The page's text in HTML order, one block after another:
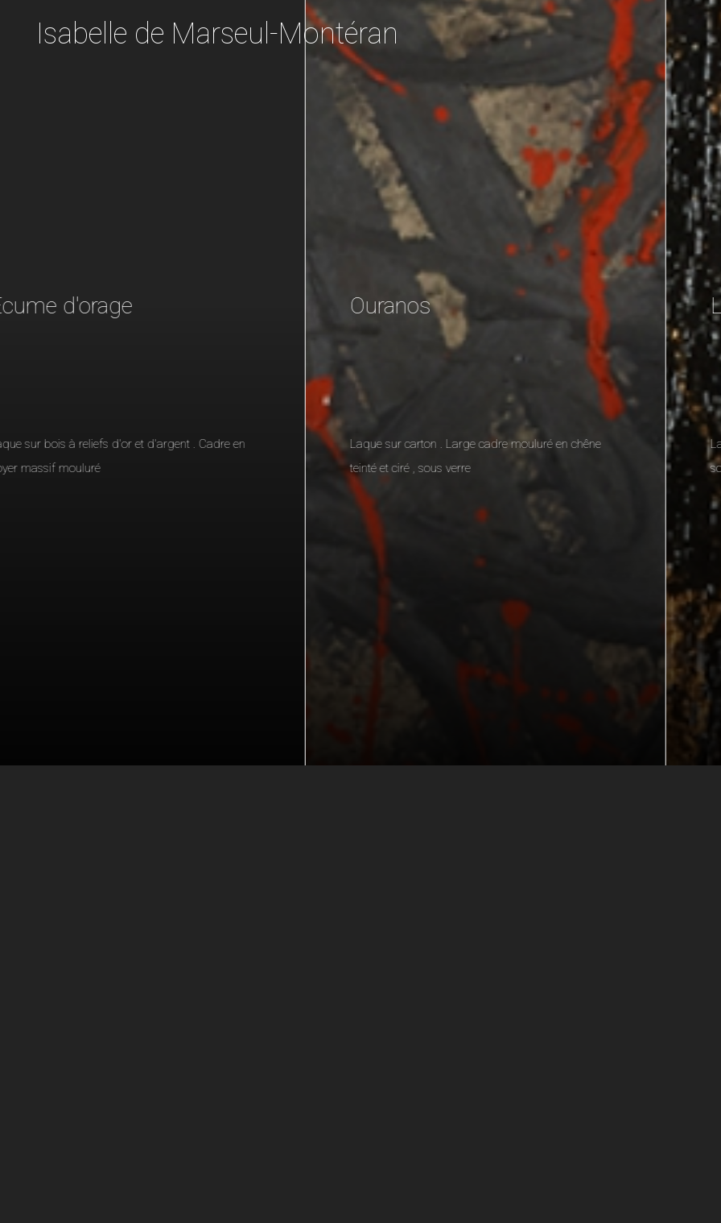
Isabelle de Marseul-Montéran
Ouranos
Laque sur carton . Large cadre mouluré en chêne
teinté et ciré , sous verre
Liu
Laque noire et or sur placage chêne XVIII°, cadre
sous-verre laqué